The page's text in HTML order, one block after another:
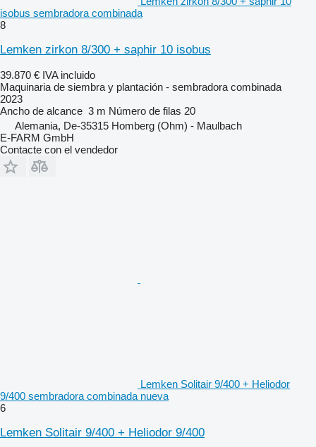
isobus sembradora combinada
8
Lemken zirkon 8/300 + saphir 10 isobus
39.870 € IVA incluido
Maquinaria de siembra y plantación - sembradora combinada
2023
Ancho de alcance 3 m Número de filas 20
Alemania, De-35315 Homberg (Ohm) - Maulbach
E-FARM GmbH
Contacte con el vendedor
Lemken Solitair 9/400 + Heliodor
9/400 sembradora combinada nueva
6
Lemken Solitair 9/400 + Heliodor 9/400